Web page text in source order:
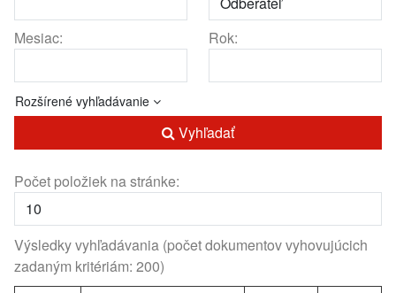
Mesiac: Rok:
Rozšírené vyhľadávanie
Vyhľadať
Počet položiek na stránke:
Výsledky vyhľadávania (počet dokumentov vyhovujúcich
zadaným kritériám: 200)